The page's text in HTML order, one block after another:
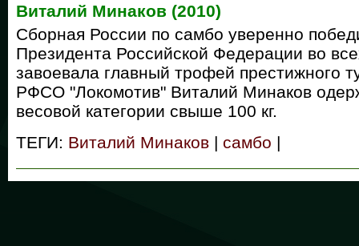
Виталий Минаков (2010)
Сборная России по самбо уверенно
Президента Российской Федерации во
завоевала главный трофей престижного
РФСО "Локомотив" Виталий Минаков
весовой категории свыше 100 кг.
ТЕГИ: Виталий Минаков | самбо |